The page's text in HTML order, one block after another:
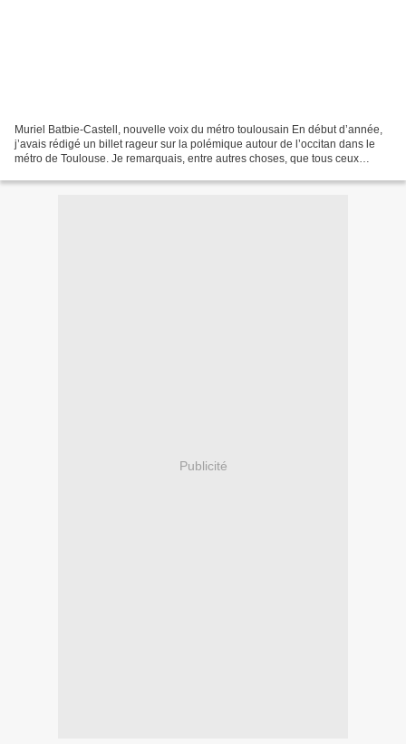
Muriel Batbie-Castell, nouvelle voix du métro toulousain En début d’année,
j’avais rédigé un billet rageur sur la polémique autour de l’occitan dans le
métro de Toulouse. Je remarquais, entre autres choses, que tous ceux
Publicité